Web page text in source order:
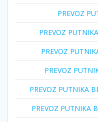
PREVOZ
PREVOZ
PREVOZ
PREVOZ
PREVOZ PUTNIKA
PREVOZ PUTNIKA